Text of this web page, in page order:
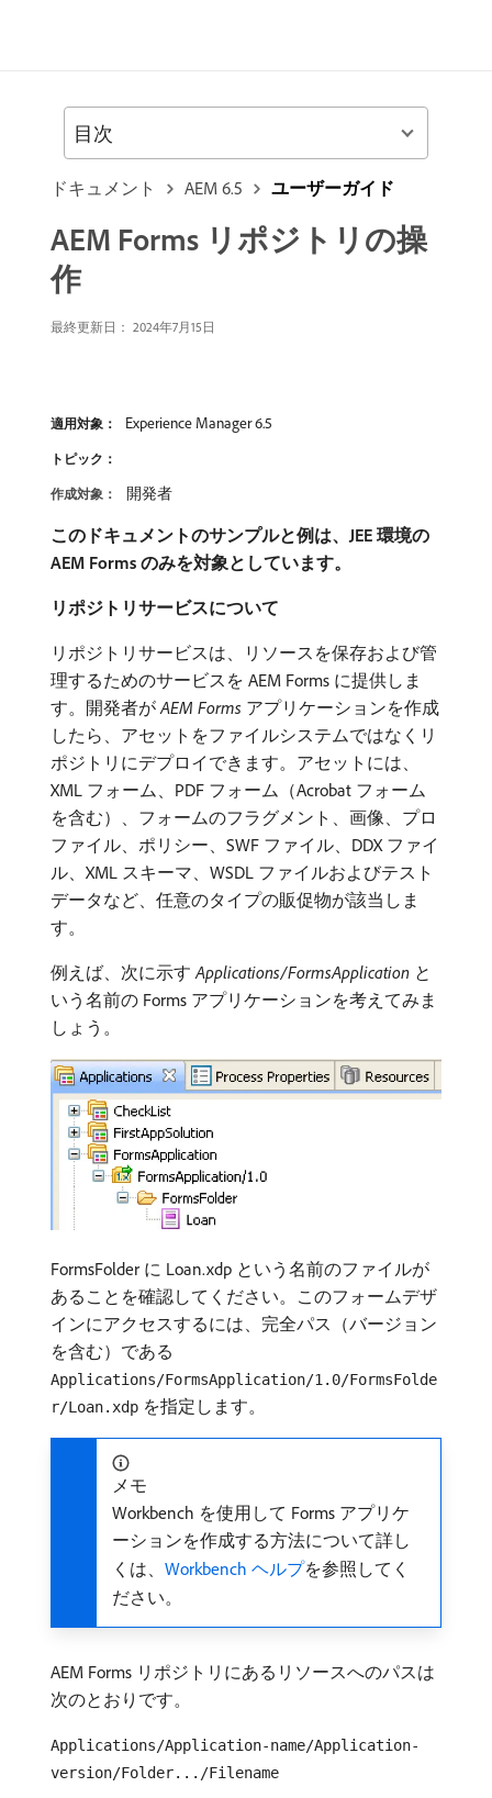
ドキュメント AEM 6.5 ユーザーガイド
AEM Forms リポジトリの操
作
最終更新日： 2024年7月15日
適用対象： Experience Manager 6.5
トピック：
作成対象： 開発者
このドキュメントのサンプルと例は、JEE 環境の
AEM Forms のみを対象としています。
リポジトリサービスについて
リポジトリサービスは、リソースを保存および管
理するためのサービスを AEM Forms に提供しま
す。開発者がAEM Forms アプリケーションを作成
したら、アセットをファイルシステムではなくリ
ポジトリにデプロイできます。アセットには、
XML フォーム、PDF フォーム（Acrobat フォーム
を含む）、フォームのフラグメント、画像、プロ
ファイル、ポリシー、SWF ファイル、DDX ファイ
ル、XML スキーマ、WSDL ファイルおよびテスト
データなど、任意のタイプの販促物が該当しま
す。
例えば、次に示すApplications/FormsApplication と
いう名前の Forms アプリケーションを考えてみま
しょう。
FormsFolder に Loan.xdp という名前のファイルが
あることを確認してください。このフォームデザ
インにアクセスするには、完全パス（バージョン
を含む）である
Applications/FormsApplication/1.0/FormsFolde
r/Loan.xdp を指定します。
メモ
Workbench を使用して Forms アプリケ
ーションを作成する方法について詳し
くは、 Workbench ヘルプを参照してく
ださい。
AEM Forms リポジトリにあるリソースへのパスは
次のとおりです。
Applications/Application-name/Application-
version/Folder.../Filename
目次